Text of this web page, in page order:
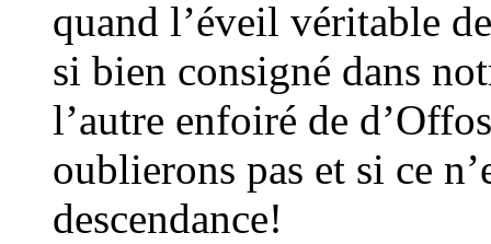
quand l’éveil véritable
si bien consigné dans
l’autre enfoiré de
oublierons pas et si ce
descendance!